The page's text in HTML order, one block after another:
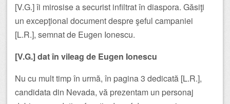
[V.G.] îi mirosise a securist infiltrat în diaspora. Găsiţi
un excepţional document despre şeful campaniei
[L.R.], semnat de Eugen Ionescu.
[V.G.] dat în vileag de Eugen Ionescu
Nu cu mult timp în urmă, în pagina 3 dedicată [L.R.],
candidata din Nevada, vă prezentam un personaj